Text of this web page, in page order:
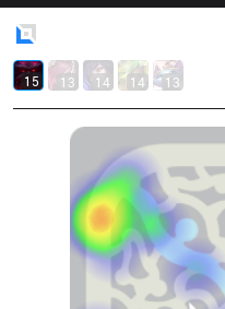
15 13 14 14 13